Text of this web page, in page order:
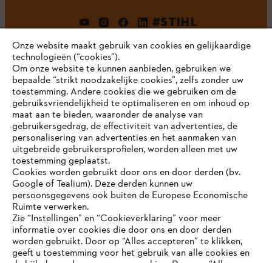
#STIHL
Bedrijf
STIHL FAQ
Contact
JE BROWSER WORDT NIET
ONDERSTEUND
Onze website maakt gebruik van cookies en gelijkaardige
technologieën (“cookies”).
Om onze website te kunnen aanbieden, gebruiken we
bepaalde “strikt noodzakelijke cookies”, zelfs zonder uw
toestemming. Andere cookies die we gebruiken om de
gebruiksvriendelijkheid te optimaliseren en om inhoud op
maat aan te bieden, waaronder de analyse van
gebruikersgedrag, de effectiviteit van advertenties, de
personalisering van advertenties en het aanmaken van
uitgebreide gebruikersprofielen, worden alleen met uw
toestemming geplaatst.
Cookies worden gebruikt door ons en door derden (bv.
Google of Tealium). Deze derden kunnen uw
persoonsgegevens ook buiten de Europese Economische
Ruimte verwerken.
Zie “Instellingen” en “Cookieverklaring” voor meer
informatie over cookies die door ons en door derden
worden gebruikt. Door op “Alles accepteren” te klikken,
geeft u toestemming voor het gebruik van alle cookies en